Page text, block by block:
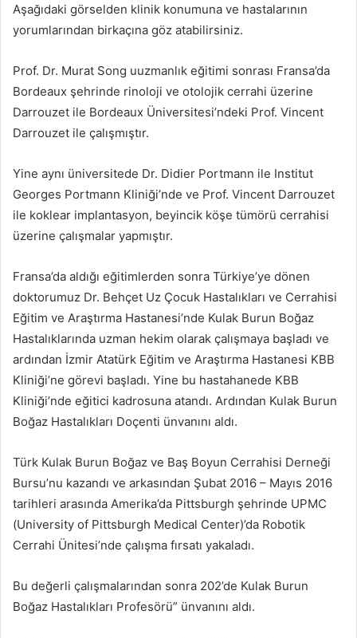
Aşağıdaki görselden klinik konumuna ve hastalarının
yorumlarından birkaçına göz atabilirsiniz.
Prof. Dr. Murat Song uuzmanlık eğitimi sonrası Fransa’da
Bordeaux şehrinde rinoloji ve otolojik cerrahi üzerine
Darrouzet ile Bordeaux Üniversitesi’ndeki Prof. Vincent
Darrouzet ile çalışmıştır.
Yine aynı üniversitede Dr. Didier Portmann ile Institut
Georges Portmann Kliniği’nde ve Prof. Vincent Darrouzet
ile koklear implantasyon, beyincik köşe tümörü cerrahisi
üzerine çalışmalar yapmıştır.
Fransa’da aldığı eğitimlerden sonra Türkiye’ye dönen
doktorumuz Dr. Behçet Uz Çocuk Hastalıkları ve Cerrahisi
Eğitim ve Araştırma Hastanesi’nde Kulak Burun Boğaz
Hastalıklarında uzman hekim olarak çalışmaya başladı ve
ardından İzmir Atatürk Eğitim ve Araştırma Hastanesi KBB
Kliniği’ne görevi başladı. Yine bu hastahanede KBB
Kliniği’nde eğitici kadrosuna atandı. Ardından Kulak Burun
Boğaz Hastalıkları Doçenti ünvanını aldı.
Türk Kulak Burun Boğaz ve Baş Boyun Cerrahisi Derneği
Bursu’nu kazandı ve arkasından Şubat 2016 – Mayıs 2016
tarihleri arasında Amerika’da Pittsburgh şehrinde UPMC
(University of Pittsburgh Medical Center)’da Robotik
Cerrahi Ünitesi’nde çalışma fırsatı yakaladı.
Bu değerli çalışmalarından sonra 202’de Kulak Burun
Boğaz Hastalıkları Profesörü” ünvanını aldı.